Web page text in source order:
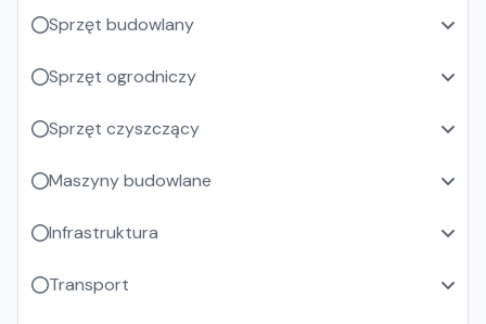
Sprzęt budowlany
Sprzęt ogrodniczy
Sprzęt czyszczący
Maszyny budowlane
Infrastruktura
Transport